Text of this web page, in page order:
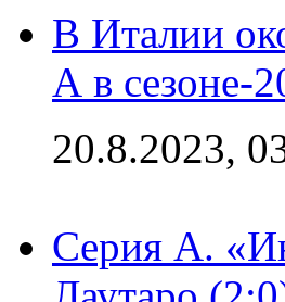
В Италии
А в сезоне-
20.8.2023,
Серия А.